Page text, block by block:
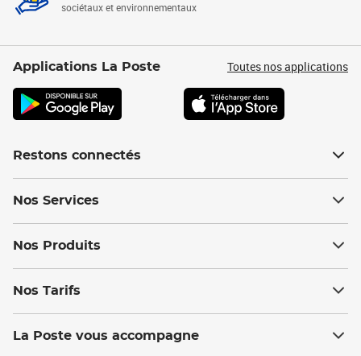
sociétaux et environnementaux
Applications La Poste Toutes nos applications
Restons connectés
Nos Services
Nos Produits
Nos Tarifs
La Poste vous accompagne